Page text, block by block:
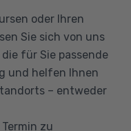
(IHK). Für die
wer folgende
oder Ihren
Sie sich von uns
für Sie passende
und helfen Ihnen
– entweder
zu